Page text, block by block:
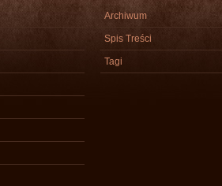
Archiwum
Spis Treści
Tagi